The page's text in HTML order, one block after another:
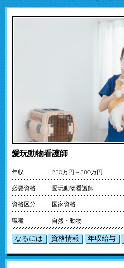
愛玩動物看護師
年収 230万円～380万円
必要資格 愛玩動物看護師
資格区分 国家資格
職種 自然・動物
なるには 資格情報 年収給与